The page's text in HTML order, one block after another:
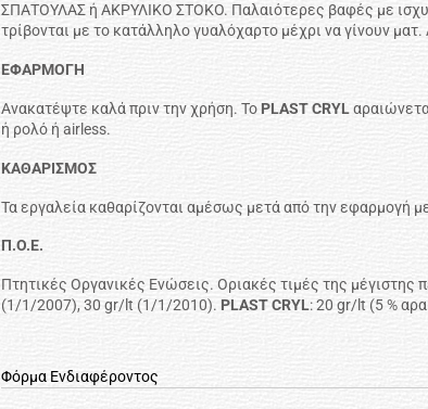
ΣΠΑΤΟΥΛΑΣ ή ΑΚΡΥΛΙΚΟ ΣΤΟΚΟ. Παλαιότερες βαφές με
τρίβονται με το κατάλληλο γυαλόχαρτο μέχρι να γίνουν
ΕΦΑΡΜΟΓΗ
Ανακατέψτε καλά πριν την χρήση. ΤοPLAST CRYL
ή ρολό ή airless.
ΚΑΘΑΡΙΣΜΟΣ
Τα εργαλεία καθαρίζονται αμέσως μετά από την εφαρμογή
Π.Ο.Ε.
Πτητικές Οργανικές Ενώσεις. Οριακές τιμές της μέγιστης
(1/1/2007), 30 gr/lt (1/1/2010). PLAST CRYL: 20 gr/lt (5 %
Φόρμα Ενδιαφέροντος